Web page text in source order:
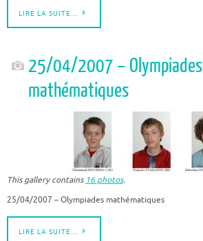
LIRE LA SUITE…
25/04/2007 – Olympiades
mathématiques
This gallery contains 16 photos.
25/04/2007 – Olympiades mathématiques
LIRE LA SUITE…